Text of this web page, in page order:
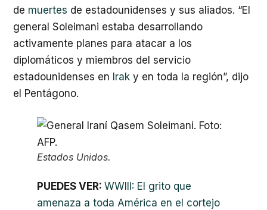
de muertes de estadounidenses y sus aliados. “El
general Soleimani estaba desarrollando
activamente planes para atacar a los
diplomáticos y miembros del servicio
estadounidenses en Irak y en toda la región”, dijo
el Pentágono.
Estados Unidos.
PUEDES VER: WWIII: El grito que
amenaza a toda América en el cortejo